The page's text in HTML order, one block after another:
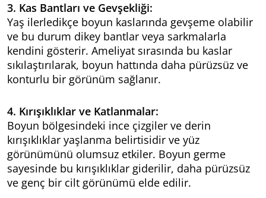
3. Kas Bantları ve Gevşekliği:
Yaş ilerledikçe boyun kaslarında gevşeme olabilir
ve bu durum dikey bantlar veya sarkmalarla
kendini gösterir. Ameliyat sırasında bu kaslar
sıkılaştırılarak, boyun hattında daha pürüzsüz ve
konturlu bir görünüm sağlanır.
4. Kırışıklıklar ve Katlanmalar:
Boyun bölgesindeki ince çizgiler ve derin
kırışıklıklar yaşlanma belirtisidir ve yüz
görünümünü olumsuz etkiler. Boyun germe
sayesinde bu kırışıklıklar giderilir, daha pürüzsüz
ve genç bir cilt görünümü elde edilir.